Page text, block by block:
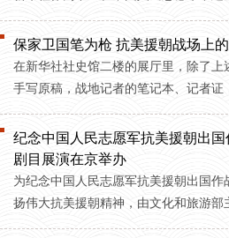
保家卫国笔为枪 抗美援朝战场上
在新华社社史馆二楼的展厅里，除了
手写原稿，战地记者的笔记本、记者证
纪念中国人民志愿军抗美援朝出
剧目展演在京举办
为纪念中国人民志愿军抗美援朝出国
扬伟大抗美援朝精神，由文化和旅游